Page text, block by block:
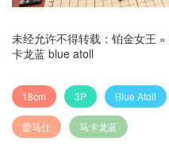
未经允许不得转载： 铂金女王 »
卡龙蓝 blue atoll
18cm 3P Blue Atoll
爱马仕 马卡龙蓝